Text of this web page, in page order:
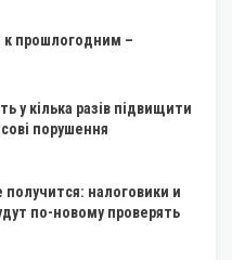
к прошлогодним –
у кілька разів підвищити
порушення
получится: налоговики и
по-новому проверять